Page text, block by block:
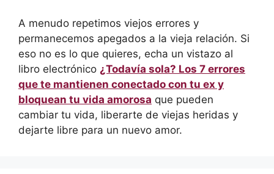
A menudo repetimos viejos errores y
permanecemos apegados a la vieja relación. Si
eso no es lo que quieres, echa un vistazo al
libro electrónico ¿Todavía sola? Los 7 errores
que te mantienen conectado con tu ex y
bloquean tu vida amorosa que pueden
cambiar tu vida, liberarte de viejas heridas y
dejarte libre para un nuevo amor.